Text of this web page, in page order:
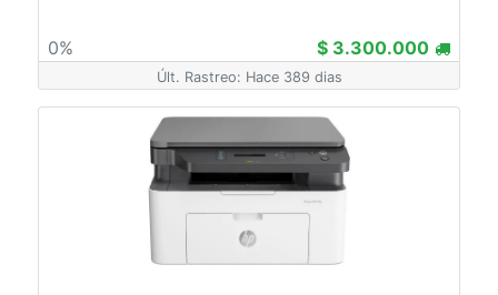
0% $ 3.300.000
Últ. Rastreo: Hace 389 dias